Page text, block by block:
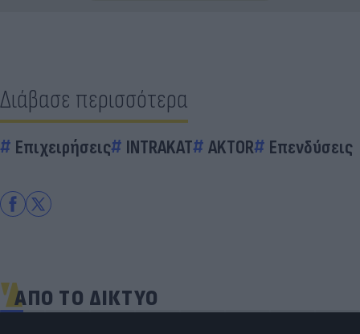
Διάβασε περισσότερα
Επιχειρήσεις INTRAKAT AKTOR Επενδύσεις
ΑΠΟ ΤΟ ΔΙΚΤΥΟ